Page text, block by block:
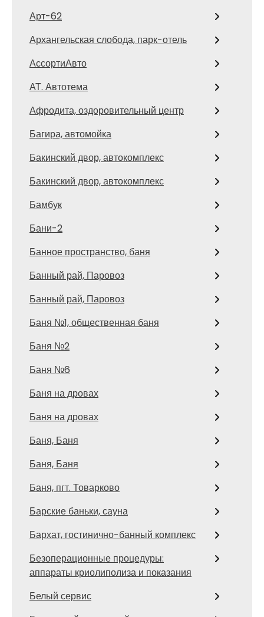
Арт-62
Архангельская слобода, парк-отель
АссортиАвто
АТ. Автотема
Афродита, оздоровительный центр
Багира, автомойка
Бакинский двор, автокомплекс
Бакинский двор, автокомплекс
Бамбук
Бани-2
Банное пространство, баня
Банный рай, Паровоз
Банный рай, Паровоз
Баня №1, общественная баня
Баня №2
Баня №6
Баня на дровах
Баня на дровах
Баня, Баня
Баня, Баня
Баня, пгт. Товарково
Барские баньки, сауна
Бархат, гостинично-банный комплекс
Безоперационные процедуры:
аппараты криолиполиза и показания
Белый сервис